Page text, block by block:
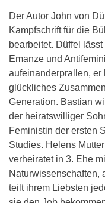
Der Autor John von
Kampfschrift für die
bearbeitet. Düffel
Emanze und
aufeinanderprallen, er
glückliches
Generation. Bastian
der heiratswilliger
Feministin der ersten
Studies. Helens
verheiratet in 3. Ehe
Naturwissenschaften,
teilt ihrem Liebsten